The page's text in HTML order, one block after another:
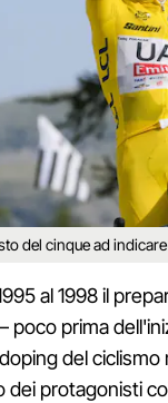
del cinque ad
al 1998 il
poco prima
del
dei protagonisti